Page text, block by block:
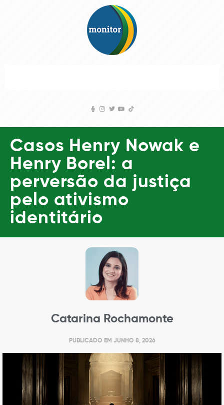
Casos Henry Nowak e
Henry Borel: a
perversão da justiça
pelo ativismo
identitário
Catarina Rochamonte
PUBLICADO EM JUNHO 8, 2026